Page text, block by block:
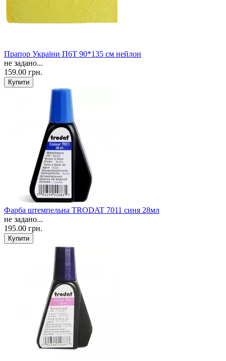
Прапор України П6Т 90*135 см нейлон
не задано...
159.00 грн.
Фарба штемпельна TRODAT 7011 синя 28мл
не задано...
195.00 грн.